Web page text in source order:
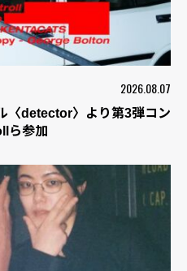
2026.08.07
〈detector〉より第3弾コン
ら参加